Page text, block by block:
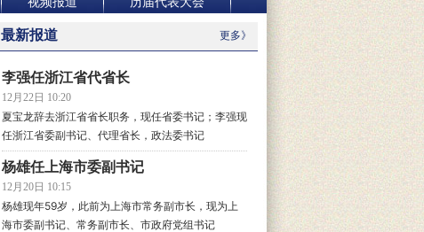
最新报道 更多》
李强任浙江省代省长
12月22日 10:20
夏宝龙辞去浙江省省长职务，现任省委书记；李强现
任浙江省委副书记、代理省长，政法委书记
杨雄任上海市委副书记
12月20日 10:15
杨雄现年59岁，此前为上海市常务副市长，现为上
海市委副书记、常务副市长、市政府党组书记